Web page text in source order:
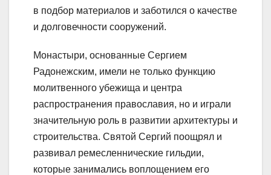
в подбор материалов и заботился о качестве
и долговечности сооружений.
Монастыри, основанные Сергием
Радонежским, имели не только функцию
молитвенного убежища и центра
распространения православия, но и играли
значительную роль в развитии архитектуры и
строительства. Святой Сергий поощрял и
развивал ремесленнические гильдии,
которые занимались воплощением его